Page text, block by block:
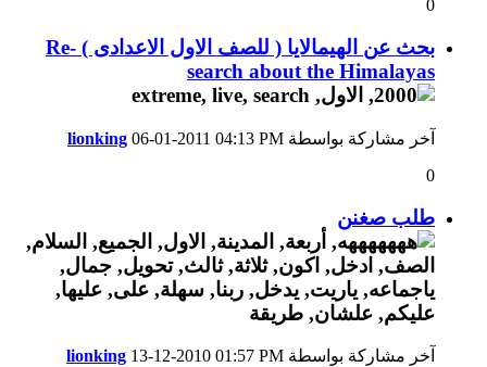
0
بحث عن الهيمالايا ( للصف الاول الاعدادى ) Re-
search about the Himalayas
آخر مشاركة بواسطة lionking 06-01-2011 04:13 PM
0
طلب صغنن
آخر مشاركة بواسطة lionking 13-12-2010 01:57 PM